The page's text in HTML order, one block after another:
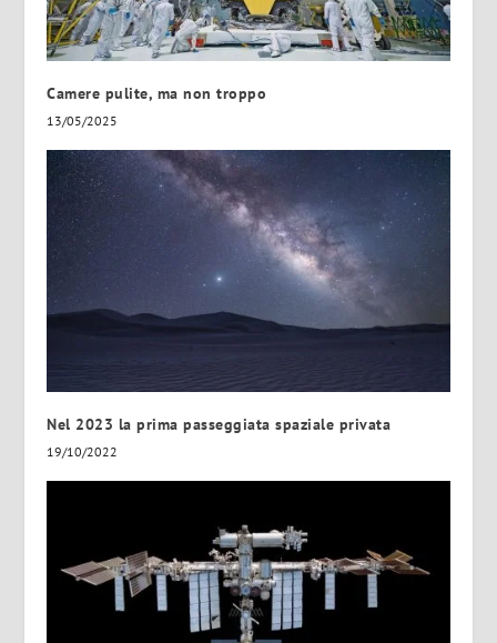
Camere pulite, ma non troppo
13/05/2025
Nel 2023 la prima passeggiata spaziale privata
19/10/2022